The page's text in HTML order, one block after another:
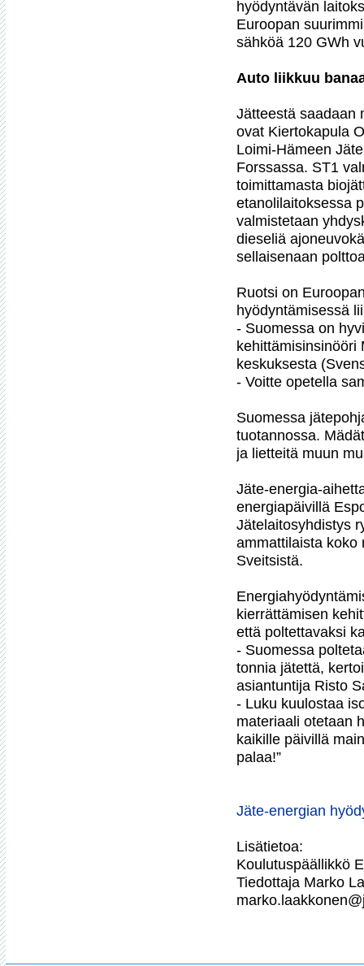
hyödyntävän
Euroopan
sähköä 120 GWh
Auto liikkuu
Jätteestä saadaan
ovat Kiertokapula
Loimi-Hämeen
Forssassa. ST1
toimittamasta
etanolilaitoksessa
valmistetaan
dieseliä
sellaisenaan
Ruotsi on
hyödyntämisessä
- Suomessa on
kehittämisinsinööri
keskuksesta
- Voitte opetella
Suomessa
tuotannossa.
ja lietteitä muun
Jäte-energia-
energiapäivillä
Jätelaitosyhdistys
ammattilaista koko
Sveitsistä.
kierrättämisen
että poltettavaksi
- Suomessa
tonnia jätettä,
asiantuntija Risto
- Luku kuulostaa
materiaali otetaan
kaikille päivillä
palaa!”
Jäte-energian
Lisätietoa:
Koulutuspäällikkö
Tiedottaja Marko